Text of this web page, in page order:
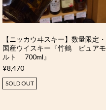
【ニッカウヰスキー】数量限定・
国産ウイスキー『竹鶴 ピュアモ
ルト 700ml』
¥8,470
SOLD OUT